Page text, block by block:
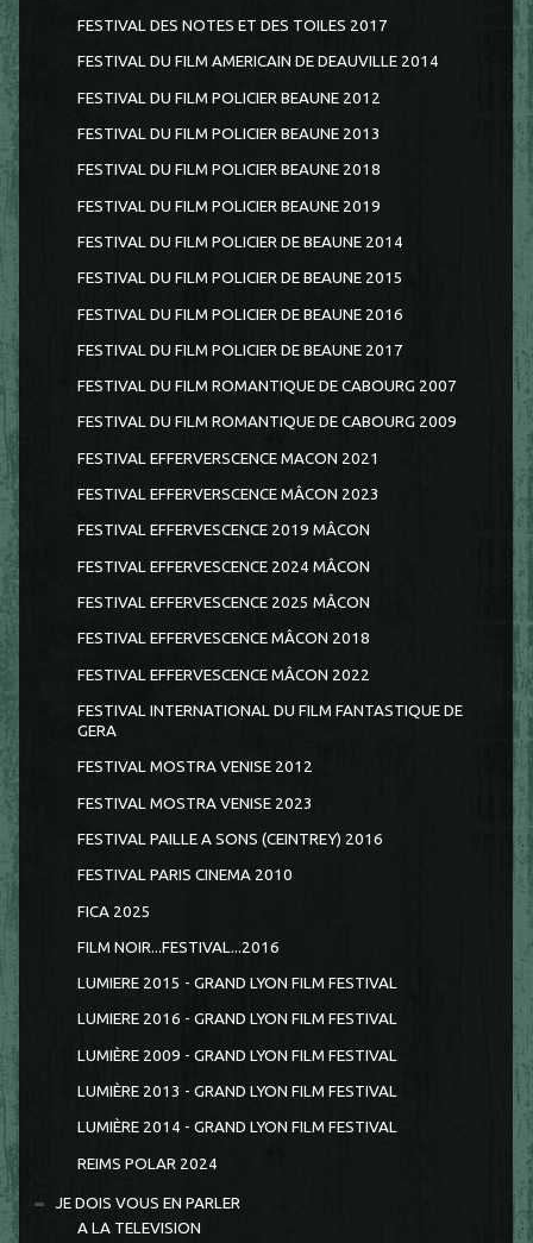
FESTIVAL DES NOTES ET DES TOILES 2017
FESTIVAL DU FILM AMERICAIN DE DEAUVILLE 2014
FESTIVAL DU FILM POLICIER BEAUNE 2012
FESTIVAL DU FILM POLICIER BEAUNE 2013
FESTIVAL DU FILM POLICIER BEAUNE 2018
FESTIVAL DU FILM POLICIER BEAUNE 2019
FESTIVAL DU FILM POLICIER DE BEAUNE 2014
FESTIVAL DU FILM POLICIER DE BEAUNE 2015
FESTIVAL DU FILM POLICIER DE BEAUNE 2016
FESTIVAL DU FILM POLICIER DE BEAUNE 2017
FESTIVAL DU FILM ROMANTIQUE DE CABOURG 2007
FESTIVAL DU FILM ROMANTIQUE DE CABOURG 2009
FESTIVAL EFFERVERSCENCE MACON 2021
FESTIVAL EFFERVERSCENCE MÂCON 2023
FESTIVAL EFFERVESCENCE 2019 MÂCON
FESTIVAL EFFERVESCENCE 2024 MÂCON
FESTIVAL EFFERVESCENCE 2025 MÂCON
FESTIVAL EFFERVESCENCE MÂCON 2018
FESTIVAL EFFERVESCENCE MÂCON 2022
FESTIVAL INTERNATIONAL DU FILM FANTASTIQUE DE
GERA
FESTIVAL MOSTRA VENISE 2012
FESTIVAL MOSTRA VENISE 2023
FESTIVAL PAILLE A SONS (CEINTREY) 2016
FESTIVAL PARIS CINEMA 2010
FICA 2025
FILM NOIR...FESTIVAL...2016
LUMIERE 2015 - GRAND LYON FILM FESTIVAL
LUMIERE 2016 - GRAND LYON FILM FESTIVAL
LUMIÈRE 2009 - GRAND LYON FILM FESTIVAL
LUMIÈRE 2013 - GRAND LYON FILM FESTIVAL
LUMIÈRE 2014 - GRAND LYON FILM FESTIVAL
REIMS POLAR 2024
JE DOIS VOUS EN PARLER
A LA TELEVISION